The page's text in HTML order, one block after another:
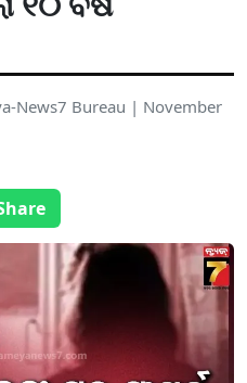
News7 Bureau | November